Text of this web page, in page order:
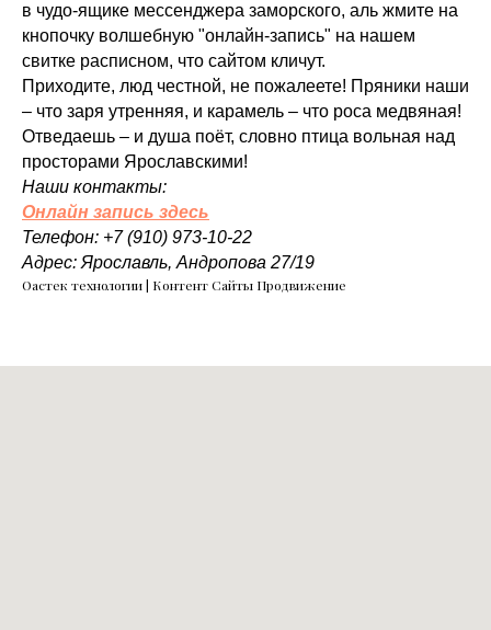
в чудо-ящике мессенджера заморского, аль жмите на
кнопочку волшебную "онлайн-запись" на нашем
свитке расписном, что сайтом кличут.
Приходите, люд честной, не пожалеете! Пряники наши
– что заря утренняя, и карамель – что роса медвяная!
Отведаешь – и душа поёт, словно птица вольная над
просторами Ярославскими!
Наши контакты:
Онлайн запись здесь
Телефон: +7 (910) 973-10-22
Адрес: Ярославль, Андропова 27/19
Оастек технологии | Контент Сайты Продвижение